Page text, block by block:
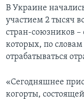
В Украине
участием 2 тысяч
стран-союзников
которых, по
отрабатываться
«Сегодняшнее
когорты,